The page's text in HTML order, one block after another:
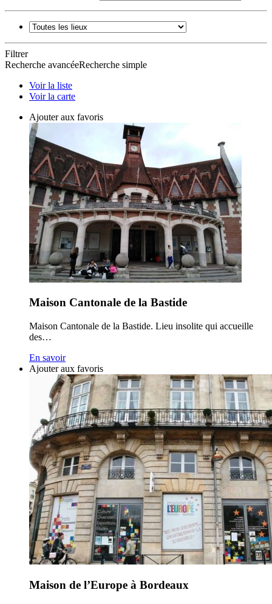
Filtrer
Recherche avancéeRecherche simple
Voir la liste
Voir la carte
Ajouter aux favoris
Maison Cantonale de la Bastide
Maison Cantonale de la Bastide. Lieu insolite qui accueille
des…
En savoir
Ajouter aux favoris
Maison de l’Europe à Bordeaux